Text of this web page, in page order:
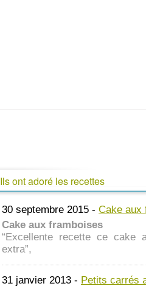
Ils ont adoré les recettes
30 septembre 2015 - Cake aux
Cake aux framboises
“Excellente recette ce cake
extra”,
31 janvier 2013 - Petits carrés